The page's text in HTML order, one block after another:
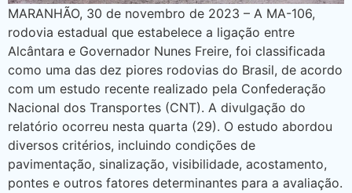
MARANHÃO, 30 de novembro de 2023 – A MA-106,
rodovia estadual que estabelece a ligação entre
Alcântara e Governador Nunes Freire, foi classificada
como uma das dez piores rodovias do Brasil, de acordo
com um estudo recente realizado pela Confederação
Nacional dos Transportes (CNT). A divulgação do
relatório ocorreu nesta quarta (29). O estudo abordou
diversos critérios, incluindo condições de
pavimentação, sinalização, visibilidade, acostamento,
pontes e outros fatores determinantes para a avaliação.